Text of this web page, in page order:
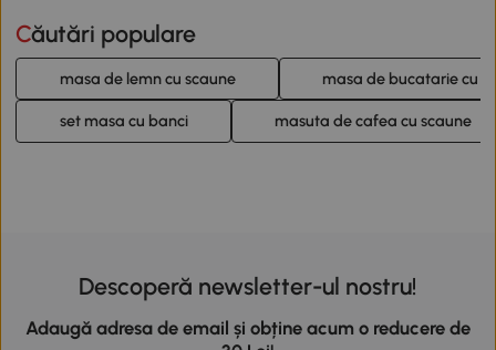
Căutări populare
masa de lemn cu scaune masa de bucatarie cu
set masa cu banci masuta de cafea cu scaune
Descoperă newsletter-ul nostru!
Adaugă adresa de email și obține acum o reducere de